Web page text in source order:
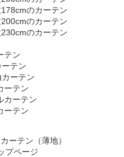
のカーテン
のカーテン
のカーテン
テン
テン
ーテン
ーテン
カーテン
ーテン
ーテン（薄地）
プページ